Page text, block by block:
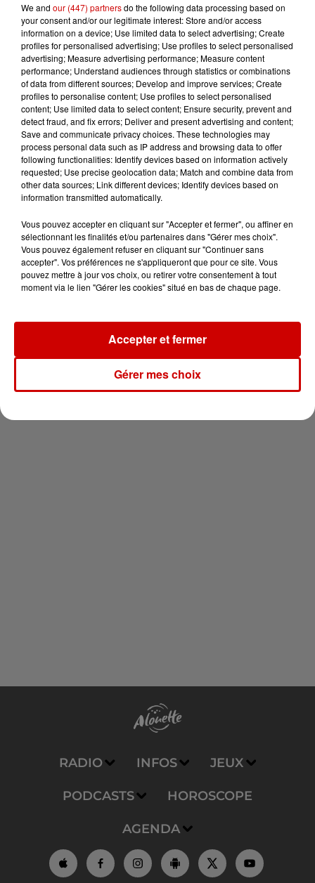
Gagnez vos entrées pour le
Musée du Sport Automobile au
Mans !
Alouette vous invite à
Futuroscope Xperiences !
Le Duel - Gagnez votre balade
en jet ski !
Newsletter
RADIO INFOS JEUX
PODCASTS HOROSCOPE
AGENDA
We and our (447) partnersdo the following data processing based on
your consent and/or our legitimate interest: Store and/or access
information on a device; Use limited data to select advertising; Create
profiles for personalised advertising; Use profiles to select personalised
advertising; Measure advertising performance; Measure content
performance; Understand audiences through statistics or combinations
of data from different sources; Develop and improve services; Create
profiles to personalise content; Use profiles to select personalised
content; Use limited data to select content; Ensure security, prevent and
detect fraud, and fix errors; Deliver and present advertising and content;
Save and communicate privacy choices. These technologies may
process personal data such as IP address and browsing data to offer
following functionalities: Identify devices based on information actively
requested; Use precise geolocation data; Match and combine data from
other data sources; Link different devices; Identify devices based on
information transmitted automatically.
Vous pouvez accepter en cliquant sur "Accepter et fermer", ou affiner en
sélectionnant les finalités et/ou partenaires dans "Gérer mes choix".
Vous pouvez également refuser en cliquant sur "Continuer sans
accepter". Vos préférences ne s'appliqueront que pour ce site. Vous
pouvez mettre à jour vos choix, ou retirer votre consentement à tout
moment via le lien "Gérer les cookies" situé en bas de chaque page.
Gérer mes choix
Accepter et fermer